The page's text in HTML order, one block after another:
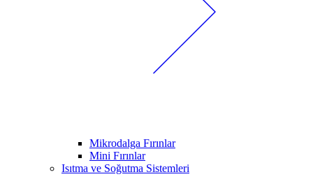
Mikrodalga Fırınlar
Mini Fırınlar
Isıtma ve Soğutma Sistemleri